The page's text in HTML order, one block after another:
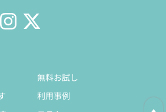
無料お試し
利用事例